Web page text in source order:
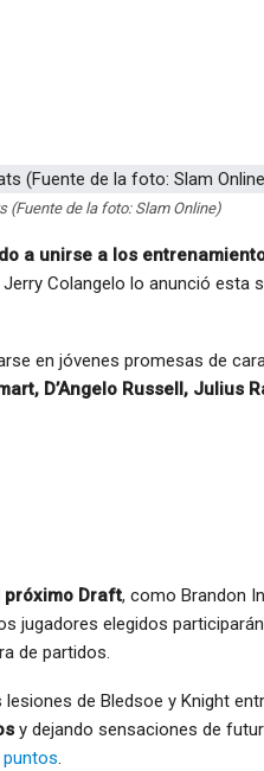
(Fuente de la foto: Slam Online)
a unirse a los
Colangelo lo anunció esta
en jóvenes promesas de
D’Angelo Russell, Julius
próximo Draft, como Brandon
jugadores elegidos
de partidos.
de Bledsoe y Knight
y dejando sensaciones de
puntos.